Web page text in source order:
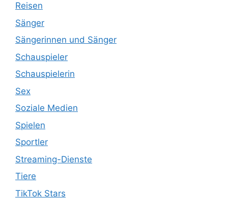
Reisen
Sänger
Sängerinnen und Sänger
Schauspieler
Schauspielerin
Sex
Soziale Medien
Spielen
Sportler
Streaming-Dienste
Tiere
TikTok Stars